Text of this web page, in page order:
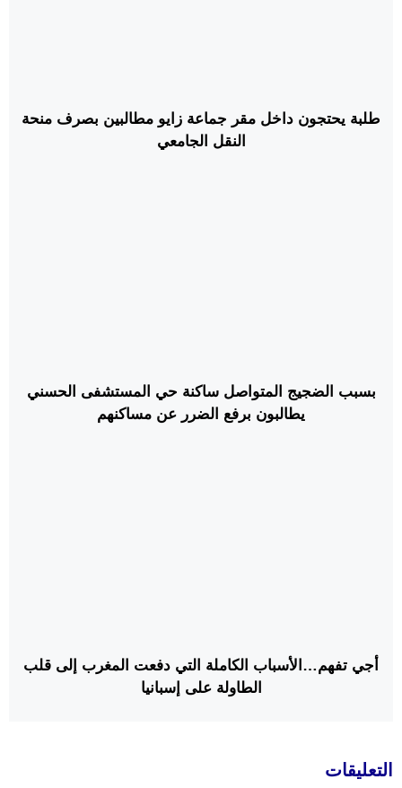
طلبة يحتجون داخل مقر جماعة زايو مطالبين بصرف منحة
النقل الجامعي
بسبب الضجيج المتواصل ساكنة حي المستشفى الحسني
يطالبون برفع الضرر عن مساكنهم
أجي تفهم…الأسباب الكاملة التي دفعت المغرب إلى قلب
الطاولة على إسبانيا
التعليقات